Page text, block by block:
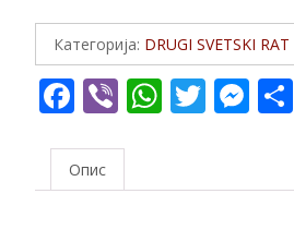
Категорија: DRUGI SVETSKI RAT
F
e
b
Vi
er
W
s
T
er
M
e
Опис